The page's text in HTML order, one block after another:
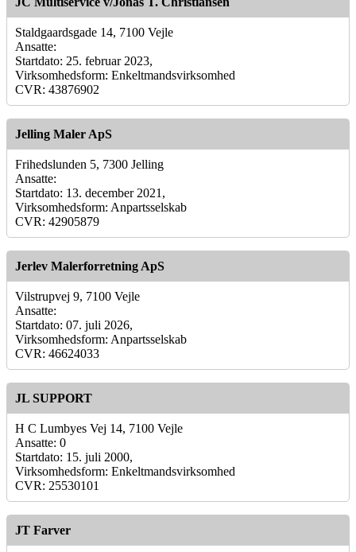
Staldgaardsgade 14, 7100 Vejle
Ansatte:
Startdato: 25. februar 2023,
Virksomhedsform: Enkeltmandsvirksomhed
CVR: 43876902
Jelling Maler ApS
Frihedslunden 5, 7300 Jelling
Ansatte:
Startdato: 13. december 2021,
Virksomhedsform: Anpartsselskab
CVR: 42905879
Jerlev Malerforretning ApS
Vilstrupvej 9, 7100 Vejle
Ansatte:
Startdato: 07. juli 2026,
Virksomhedsform: Anpartsselskab
CVR: 46624033
JL SUPPORT
H C Lumbyes Vej 14, 7100 Vejle
Ansatte: 0
Startdato: 15. juli 2000,
Virksomhedsform: Enkeltmandsvirksomhed
CVR: 25530101
JT Farver